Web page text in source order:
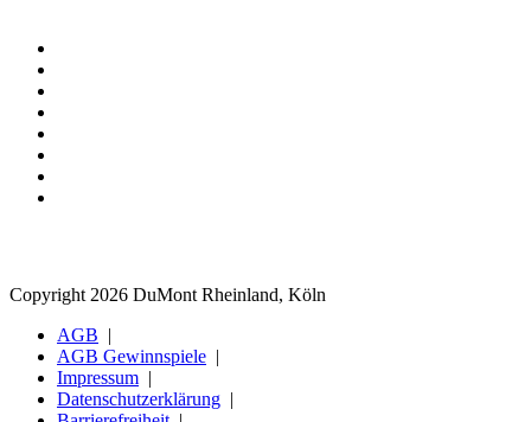
Copyright 2026 DuMont Rheinland, Köln
AGB
AGB Gewinnspiele
Impressum
Datenschutzerklärung